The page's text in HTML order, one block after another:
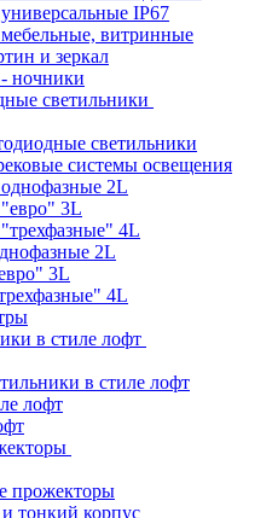
IP67
витринные
и зеркал
ночники
светильники
светильники
системы освещения
2L
3L
4L
2L
3L
4L
в стиле лофт
в стиле лофт
лофт
прожекторы
тонкий корпус